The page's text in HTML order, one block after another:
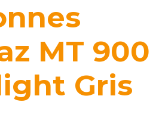
MT 900
Gris